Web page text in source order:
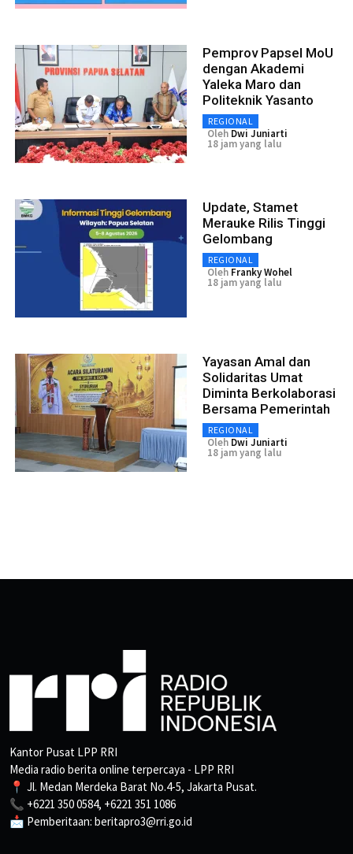
Pemprov Papsel MoU
dengan Akademi
Yaleka Maro dan
Politeknik Yasanto
REGIONAL
Oleh Dwi Juniarti
18 jam yang lalu
Update, Stamet
Merauke Rilis Tinggi
Gelombang
REGIONAL
Oleh Franky Wohel
18 jam yang lalu
Yayasan Amal dan
Solidaritas Umat
Diminta Berkolaborasi
Bersama Pemerintah
REGIONAL
Oleh Dwi Juniarti
18 jam yang lalu
Kantor Pusat LPP RRI
Media radio berita online terpercaya - LPP RRI
📍 Jl. Medan Merdeka Barat No.4-5, Jakarta Pusat.
📞 +6221 350 0584, +6221 351 1086
📩 Pemberitaan: beritapro3@rri.go.id